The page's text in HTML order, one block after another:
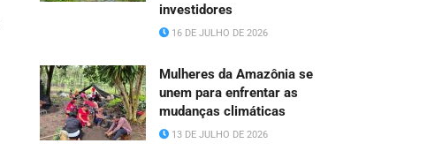
investidores
16 DE JULHO DE 2026
Mulheres da Amazônia se
unem para enfrentar as
mudanças climáticas
13 DE JULHO DE 2026